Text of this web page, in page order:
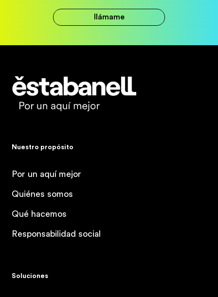
llámame
Estabanell
Nuestro propósito
Por un aquí mejor
Quiénes somos
Qué hacemos
Responsabilidad social
Soluciones